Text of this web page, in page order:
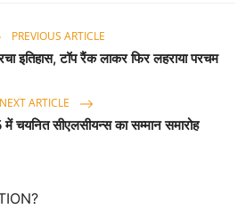
PREVIOUS ARTICLE
इतिहास, टॉप रैंक लाकर फिर लहराया परचम
NEXT ARTICLE
चयनित सीएलसीयन्स का सम्मान समारोह